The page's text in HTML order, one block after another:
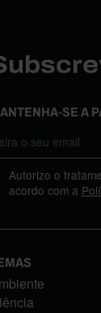
SE A
Autorizo o
acordo com a